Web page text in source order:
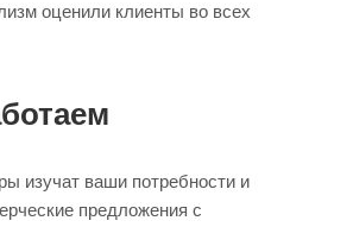
оценили клиенты во всех
изучат ваши потребности и
предложения с